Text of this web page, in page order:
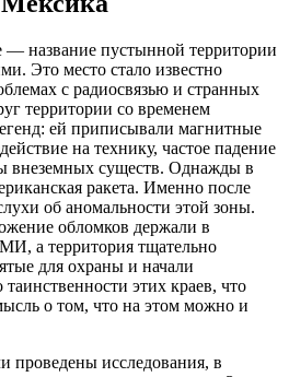
название пустынной территории
Это место стало известно
с радиосвязью и странных
территории со временем
ей приписывали магнитные
на технику, частое падение
внеземных существ. Однажды в
ракета. Именно после
об аномальности этой зоны.
обломков держали в
а территория тщательно
для охраны и начали
таинственности этих краев, что
о том, что на этом можно и
проведены исследования, в